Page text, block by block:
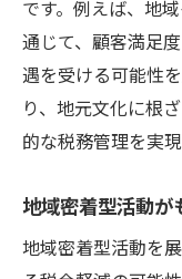
です。例えば、地
通じて、顧客満足
遇を受ける可能性
り、地元文化に根
的な税務管理を実
地域密着型活動が
地域密着型活動を